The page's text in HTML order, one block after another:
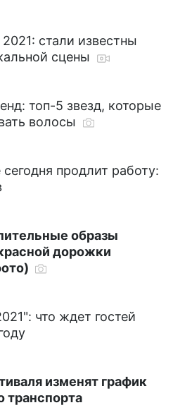
стали известны
сцены
топ-5 звезд, которые
волосы
продлит работу:
образы
дорожки
что ждет гостей
изменят график
транспорта